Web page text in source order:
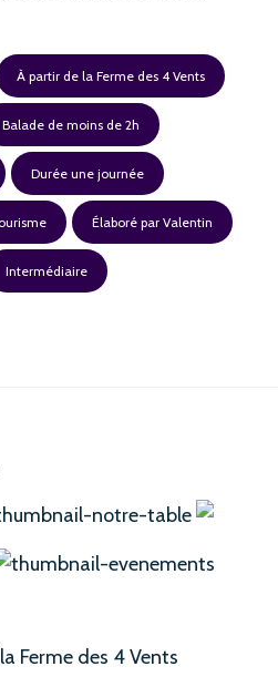
À partir de la Ferme des 4 Vents
Balade de moins de 2h
Durée une journée
Élaboré par Valentin
Intermédiaire
Ferme des 4 Vents